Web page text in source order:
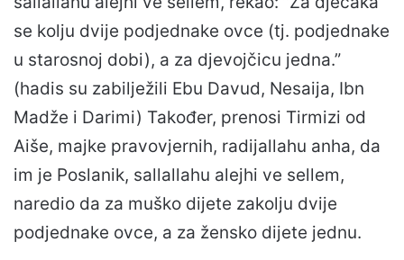
se kolju dvije podjednake ovce (tj. podjednake
u starosnoj dobi), a za djevojčicu jedna.”
(hadis su zabilježili Ebu Davud, Nesaija, Ibn
Madže i Darimi) Također, prenosi Tirmizi od
Aiše, majke pravovjernih, radijallahu anha, da
im je Poslanik, sallallahu alejhi ve sellem,
naredio da za muško dijete zakolju dvije
podjednake ovce, a za žensko dijete jednu.